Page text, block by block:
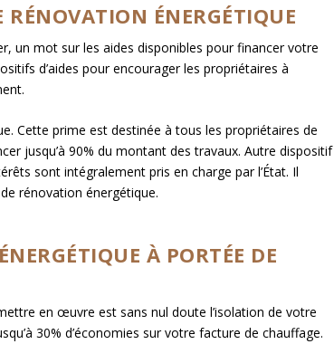
RÉNOVATION ÉNERGÉTIQUE
un mot sur les aides disponibles pour financer votre
d’aides pour encourager les propriétaires à
Cette prime est destinée à tous les propriétaires de
jusqu’à 90% du montant des travaux. Autre dispositif
sont intégralement pris en charge par l’État. Il
rénovation énergétique.
À PORTÉE DE
en œuvre est sans nul doute l’isolation de votre
30% d’économies sur votre facture de chauffage.